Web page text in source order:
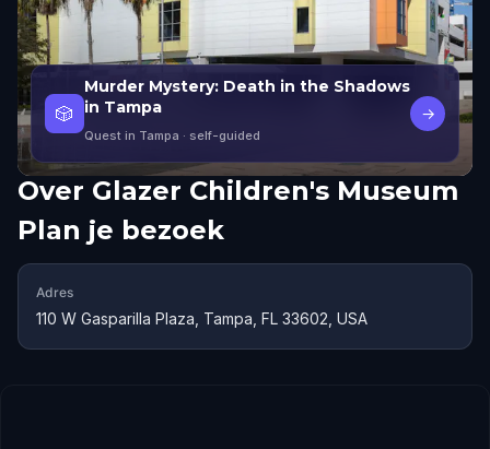
🎲
Murder Mystery: Death in the Shadows
in Tampa
Quest in Tampa · self-guided
→
Over Glazer Children's Museum
Plan je bezoek
Adres
110 W Gasparilla Plaza, Tampa, FL 33602, USA